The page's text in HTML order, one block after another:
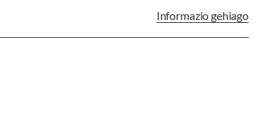
Informazio gehiago